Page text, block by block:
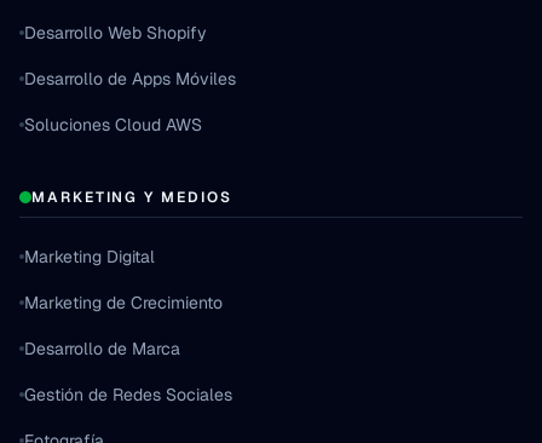
Desarrollo Web Shopify
Desarrollo de Apps Móviles
Soluciones Cloud AWS
MARKETING Y MEDIOS
Marketing Digital
Marketing de Crecimiento
Desarrollo de Marca
Gestión de Redes Sociales